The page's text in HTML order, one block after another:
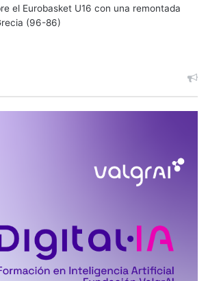
el Eurobasket U16 con una remontada
(96-86)